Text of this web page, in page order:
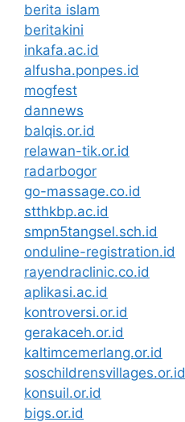
berita islam
beritakini
inkafa.ac.id
alfusha.ponpes.id
mogfest
dannews
balqis.or.id
relawan-tik.or.id
radarbogor
go-massage.co.id
stthkbp.ac.id
smpn5tangsel.sch.id
onduline-registration.id
rayendraclinic.co.id
aplikasi.ac.id
kontroversi.or.id
gerakaceh.or.id
kaltimcemerlang.or.id
soschildrensvillages.or.id
konsuil.or.id
bigs.or.id